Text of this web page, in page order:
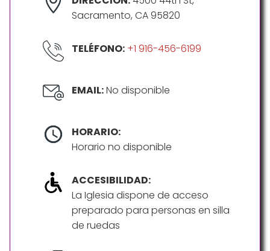
Sacramento, CA 95820
TELÉFONO: +1 916-456-6199
EMAIL:No disponible
HORARIO:
Horario no disponible
ACCESIBILIDAD:
La Iglesia dispone de acceso
preparado para personas en silla
de ruedas